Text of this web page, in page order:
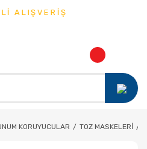
ALIŞVERİŞ
KORUYUCULAR TOZ MASKELERİ